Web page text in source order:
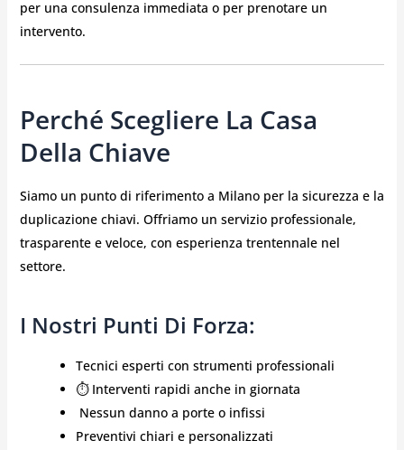
per una consulenza immediata o per prenotare un
intervento.
Perché Scegliere La Casa
Della Chiave
Siamo un punto di riferimento a Milano per la sicurezza e la
duplicazione chiavi. Offriamo un servizio professionale,
trasparente e veloce, con esperienza trentennale nel
settore.
I Nostri Punti Di Forza:
Tecnici esperti con strumenti professionali
⏱️ Interventi rapidi anche in giornata
️ Nessun danno a porte o infissi
Preventivi chiari e personalizzati